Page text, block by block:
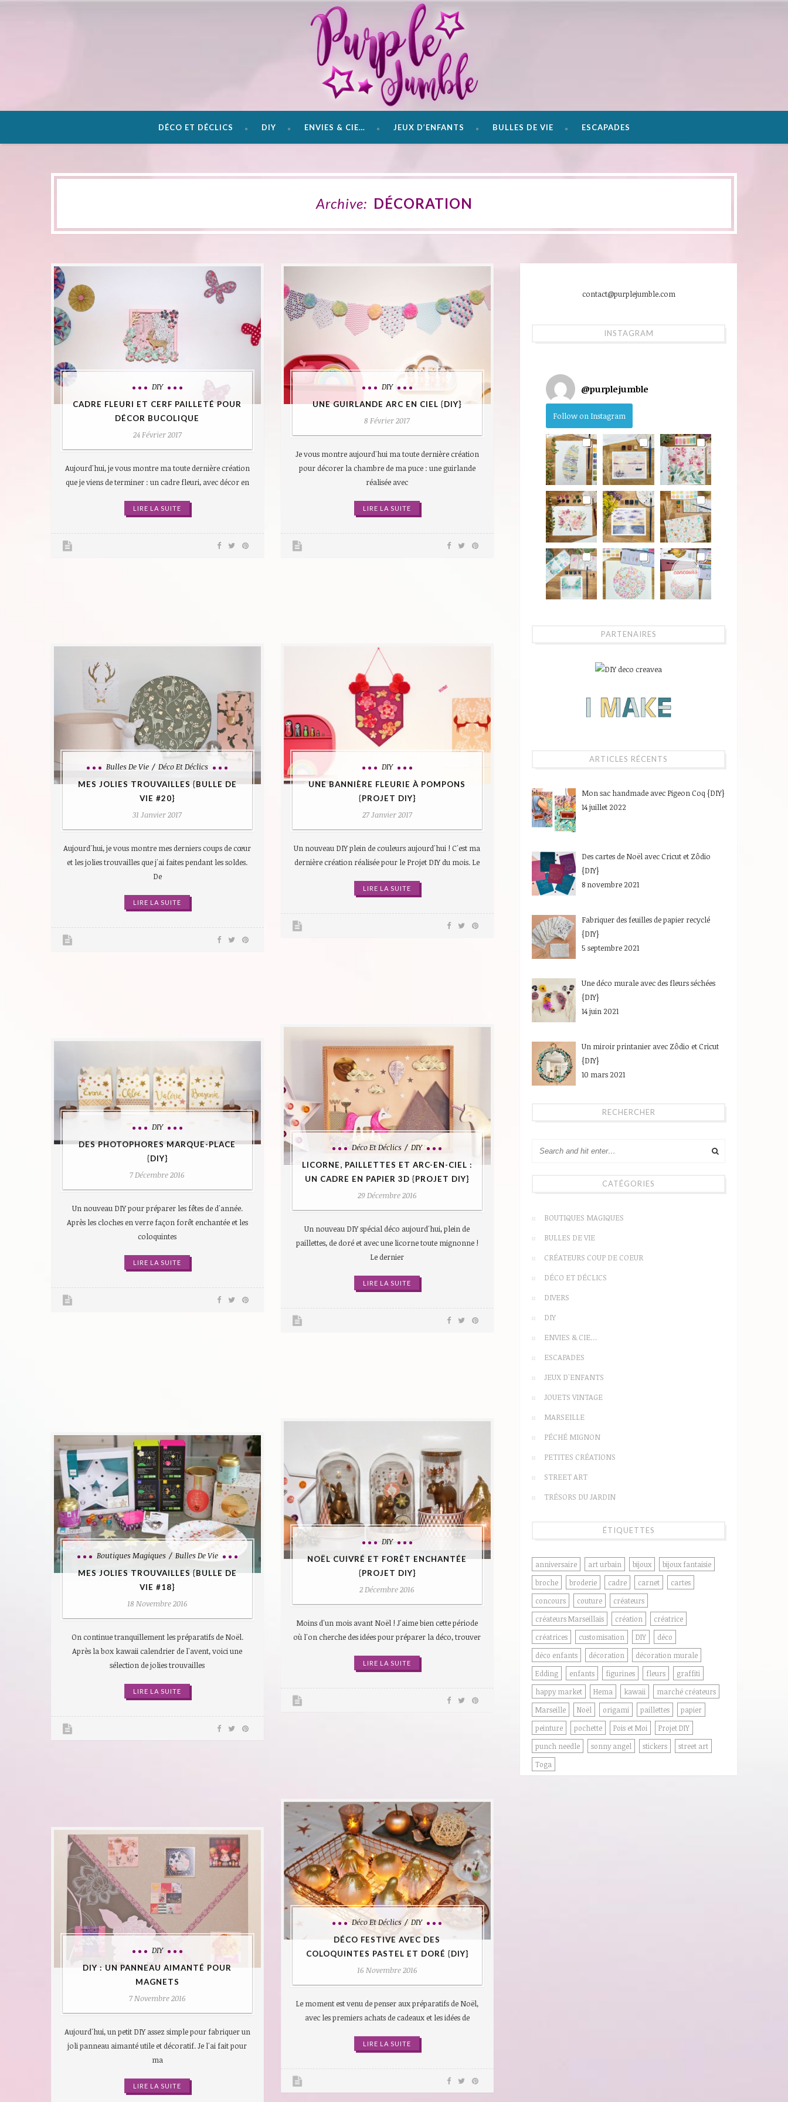
DÉCO ET DÉCLICS DIY ENVIES & CIE… JEUX D’ENFANTS BULLES DE VIE ESCAPADES
Archive: DÉCORATION
DIY
CADRE FLEURI ET CERF PAILLETÉ POUR
DÉCOR BUCOLIQUE
24 Février 2017
Aujourd'hui, je vous montre ma toute dernière création
que je viens de terminer : un cadre fleuri, avec décor en
LIRE LA SUITE
DIY
UNE GUIRLANDE ARC EN CIEL {DIY}
8 Février 2017
Je vous montre aujourd'hui ma toute dernière création
pour décorer la chambre de ma puce : une guirlande
réalisée avec
LIRE LA SUITE
Bulles De Vie Déco Et Déclics
MES JOLIES TROUVAILLES {BULLE DE
VIE #20}
31 Janvier 2017
Aujourd'hui, je vous montre mes derniers coups de cœur
et les jolies trouvailles que j'ai faites pendant les soldes.
De
LIRE LA SUITE
DIY
UNE BANNIÈRE FLEURIE À POMPONS
{PROJET DIY}
27 Janvier 2017
Un nouveau DIY plein de couleurs aujourd'hui ! C'est ma
dernière création réalisée pour le Projet DIY du mois. Le
LIRE LA SUITE
Déco Et Déclics DIY
LICORNE, PAILLETTES ET ARC-EN-CIEL :
UN CADRE EN PAPIER 3D {PROJET DIY}
29 Décembre 2016
Un nouveau DIY spécial déco aujourd'hui, plein de
paillettes, de doré et avec une licorne toute mignonne !
Le dernier
LIRE LA SUITE
DIY
DES PHOTOPHORES MARQUE-PLACE
{DIY}
7 Décembre 2016
Un nouveau DIY pour préparer les fêtes de d'année.
Après les cloches en verre façon forêt enchantée et les
coloquintes
LIRE LA SUITE
DIY
NOËL CUIVRÉ ET FORÊT ENCHANTÉE
{PROJET DIY}
2 Décembre 2016
Moins d'un mois avant Noël ! J'aime bien cette période
où l'on cherche des idées pour préparer la déco, trouver
LIRE LA SUITE
Boutiques Magiques Bulles De Vie
MES JOLIES TROUVAILLES {BULLE DE
VIE #18}
18 Novembre 2016
On continue tranquillement les préparatifs de Noël.
Après la box kawaii calendrier de l'avent, voici une
sélection de jolies trouvailles
LIRE LA SUITE
Déco Et Déclics DIY
DÉCO FESTIVE AVEC DES
COLOQUINTES PASTEL ET DORÉ {DIY}
16 Novembre 2016
Le moment est venu de penser aux préparatifs de Noël,
avec les premiers achats de cadeaux et les idées de
LIRE LA SUITE
DIY
DIY : UN PANNEAU AIMANTÉ POUR
MAGNETS
7 Novembre 2016
Aujourd'hui, un petit DIY assez simple pour fabriquer un
joli panneau aimanté utile et décoratif. Je l'ai fait pour
ma
LIRE LA SUITE
contact@purplejumble.com
INSTAGRAM
@purplejumble
Follow on Instagram
PARTENAIRES
ARTICLES RÉCENTS
Mon sac handmade avec Pigeon Coq {DIY}
14 juillet 2022
Des cartes de Noël avec Cricut et Zôdio
{DIY}
8 novembre 2021
Fabriquer des feuilles de papier recyclé
{DIY}
5 septembre 2021
Une déco murale avec des fleurs séchées
{DIY}
14 juin 2021
Un miroir printanier avec Zôdio et Cricut
{DIY}
10 mars 2021
RECHERCHER
CATÉGORIES
BOUTIQUES MAGIQUES
BULLES DE VIE
CRÉATEURS COUP DE COEUR
DÉCO ET DÉCLICS
DIVERS
DIY
ENVIES & CIE…
ESCAPADES
JEUX D'ENFANTS
JOUETS VINTAGE
MARSEILLE
PÉCHÉ MIGNON
PETITES CRÉATIONS
STREET ART
TRÉSORS DU JARDIN
ÉTIQUETTES
anniversaire art urbain bijoux
bijoux fantaisie
broche
broderie cadre carnet
cartes
concours
couture
créateurs
créateurs Marseillais
création
créatrice
créatrices
customisation DIY
déco
déco enfants
décoration
décoration murale
Edding
enfants figurines fleurs
graffiti
happy market
Hema kawaii
marché créateurs
Marseille
Noël origami paillettes
papier
peinture
pochette Pois et Moi
Projet DIY
punch needle
sonny angel stickers
street art
Toga